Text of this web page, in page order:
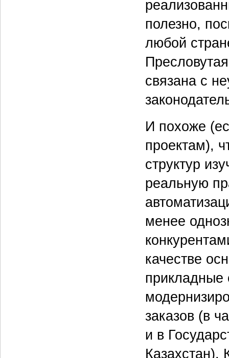
полезно,
любой
связана с
И похоже
проектам),
структур
реальную
менее
качестве
заказов (в
и в
Казахстан).